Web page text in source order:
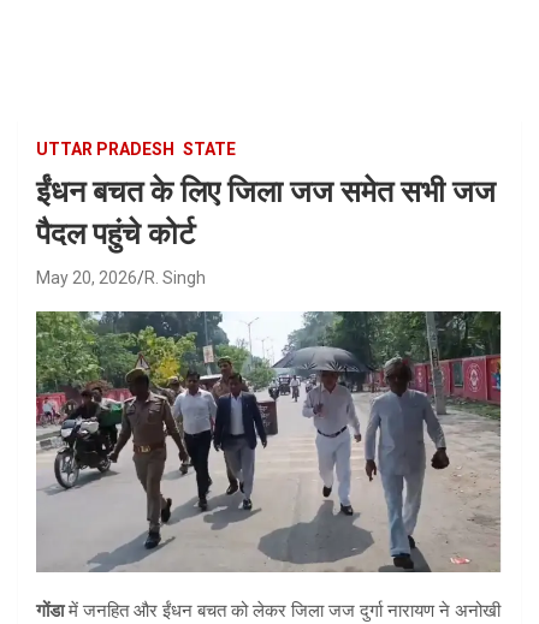
UTTAR PRADESH STATE
ईंधन बचत के लिए जिला जज समेत सभी जज
पैदल पहुंचे कोर्ट
May 20, 2026 R. Singh
गोंडामें जनहित और ईंधन बचत को लेकर जिला जज दुर्गा नारायण ने अनोखी